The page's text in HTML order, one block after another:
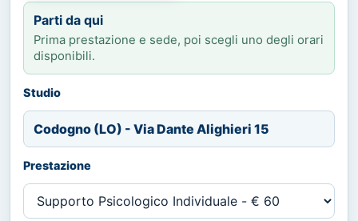
Parti da qui
Prima prestazione e sede, poi scegli uno degli orari
disponibili.
Studio
Codogno (LO) - Via Dante Alighieri 15
Prestazione